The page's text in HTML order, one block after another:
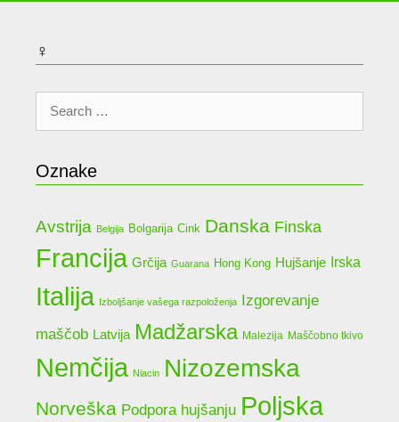
♀
Search
Oznake
Avstrija Belgija Bolgarija Cink Danska Finska
Francija Grčija Guarana Hong Kong Hujšanje Irska
Italija Izboljšanje vašega razpoloženja Izgorevanje
maščob Latvija Madžarska Malezija Maščobno tkivo
Nemčija Niacin Nizozemska
Norveška Podpora hujšanju Poljska